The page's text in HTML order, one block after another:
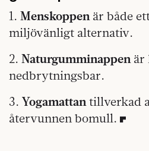
1. Menskoppenär både
miljövänligt alternativ.
2. Naturgumminappenär
nedbrytningsbar.
3. Yogamattantillverkad
återvunnen bomull.